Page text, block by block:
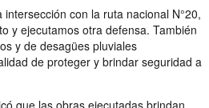
con la ruta nacional N°20,
y ejecutamos otra defensa. También
y de desagües pluviales
de proteger y brindar seguridad a
que las obras ejecutadas brindan